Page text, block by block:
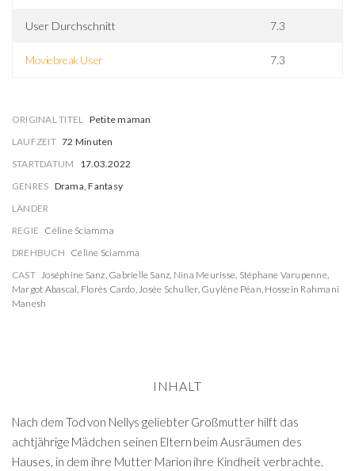
User Durchschnitt 7.3
Moviebreak User 7.3
ORIGINAL TITEL Petite maman
LAUFZEIT 72 Minuten
STARTDATUM
17.03.2022
GENRES Drama, Fantasy
LÄNDER
REGIE Céline Sciamma
DREHBUCH Céline Sciamma
CAST Joséphine Sanz, Gabrielle Sanz, Nina Meurisse, Stéphane Varupenne,
Margot Abascal, Florès Cardo,Josée Schuller, Guylène Péan, Hossein Rahmani
Manesh
INHALT
Nach dem Tod von Nellys geliebter Großmutter hilft das
achtjährige Mädchen seinen Eltern beim Ausräumen des
Hauses, in dem ihre Mutter Marion ihre Kindheit verbrachte.